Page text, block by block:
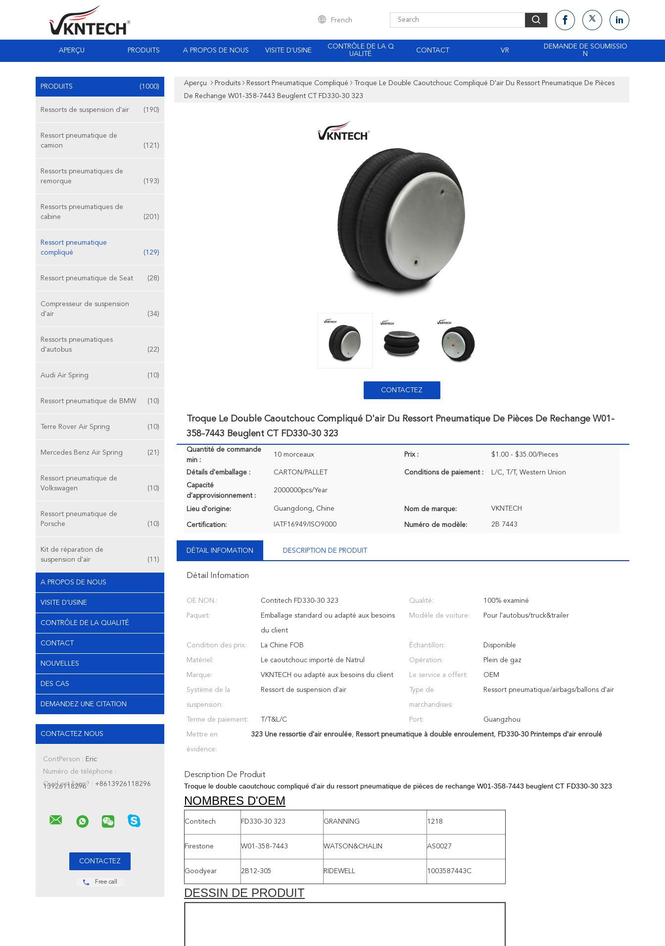
French
APERÇU PRODUITS A PROPOS DE NOUS VISITE D'USINE
CONTRÔLE DE LA Q
UALITÉ
CONTACT VR
DEMANDE DE SOUMISSIO
N
PRODUITS (1000)
Ressorts de suspension d'air (190)
Ressort pneumatique de
camion
(121)
Ressorts pneumatiques de
remorque
(193)
Ressorts pneumatiques de
cabine
(201)
Ressort pneumatique
compliqué
(129)
Ressort pneumatique de Seat (28)
Compresseur de suspension
d'air
(34)
Ressorts pneumatiques
d'autobus
(22)
Audi Air Spring (10)
Ressort pneumatique de BMW (10)
Terre Rover Air Spring (10)
Mercedes Benz Air Spring (21)
Ressort pneumatique de
Volkswagen
(10)
Ressort pneumatique de
Porsche
(10)
Kit de réparation de
suspension d'air
(11)
A PROPOS DE NOUS
VISITE D'USINE
CONTRÔLE DE LA QUALITÉ
CONTACT
NOUVELLES
DES CAS
DEMANDEZ UNE CITATION
CONTACTEZ NOUS
ContPerson : Eric
Numéro de téléphone :
13926118296
Quel est l'app? : +8613926118296
Free call
Aperçu Produits Ressort Pneumatique Compliqué
Troque Le Double Caoutchouc Compliqué D'air Du Ressort Pneumatique De Pièces
De Rechange W01-358-7443 Beuglent CT FD330-30 323
CONTACTEZ
Troque Le Double Caoutchouc Compliqué D'air Du Ressort Pneumatique De Pièces De Rechange W01-
358-7443 Beuglent CT FD330-30 323
Quantité de commande
min :
10 morceaux Prix : $1.00 - $35.00/Pieces
Détails d'emballage : CARTON/PALLET Conditions de paiement :
L/C, T/T, Western Union
Capacité
d'approvisionnement :
2000000pcs/Year
Lieu d'origine: Guangdong, Chine Nom de marque: VKNTECH
Certification: IATF16949/ISO9000 Numéro de modèle: 2B 7443
DÉTAIL INFOMATION DESCRIPTION DE PRODUIT
Détail Infomation
OE NON.: Contitech FD330-30 323 Qualité: 100% examiné
Paquet: Emballage standard ou adapté aux besoins
du client
Modèle de voiture: Pour l'autobus/truck&trailer
Condition des prix: La Chine FOB Échantillon: Disponible
Matériel: Le caoutchouc importé de Natrul Opération: Plein de gaz
Marque: VKNTECH ou adapté aux besoins du client Le service a offert: OEM
Système de la
suspension:
Ressort de suspension d'air Type de
marchandises:
Ressort pneumatique/airbags/ballons d'air
Terme de paiement: T/T&L/C Port: Guangzhou
Mettre en
évidence:
323 Une ressortie d'air enroulée, Ressort pneumatique à double enroulement, FD330-30 Printemps d'air enroulé
Description De Produit
Troque le double caoutchouc compliqué d'air du ressort pneumatique de pièces de rechange W01-358-7443 beuglent CT FD330-30 323
NOMBRES D'OEM
Contitech FD330-30 323 GRANNING 1218
Firestone W01-358-7443 WATSON&CHALIN AS0027
Goodyear 2B12-305 RIDEWELL 1003587443C
DESSIN DE PRODUIT